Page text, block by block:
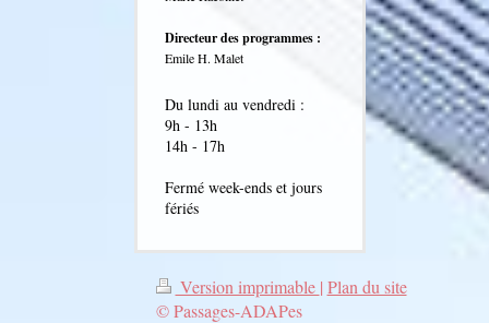
Directeur des programmes :
Emile H. Malet
Du lundi au vendredi :
9h - 13h
14h - 17h
Fermé week-ends et jours
fériés
Version imprimable | Plan du site
© Passages-ADAPes